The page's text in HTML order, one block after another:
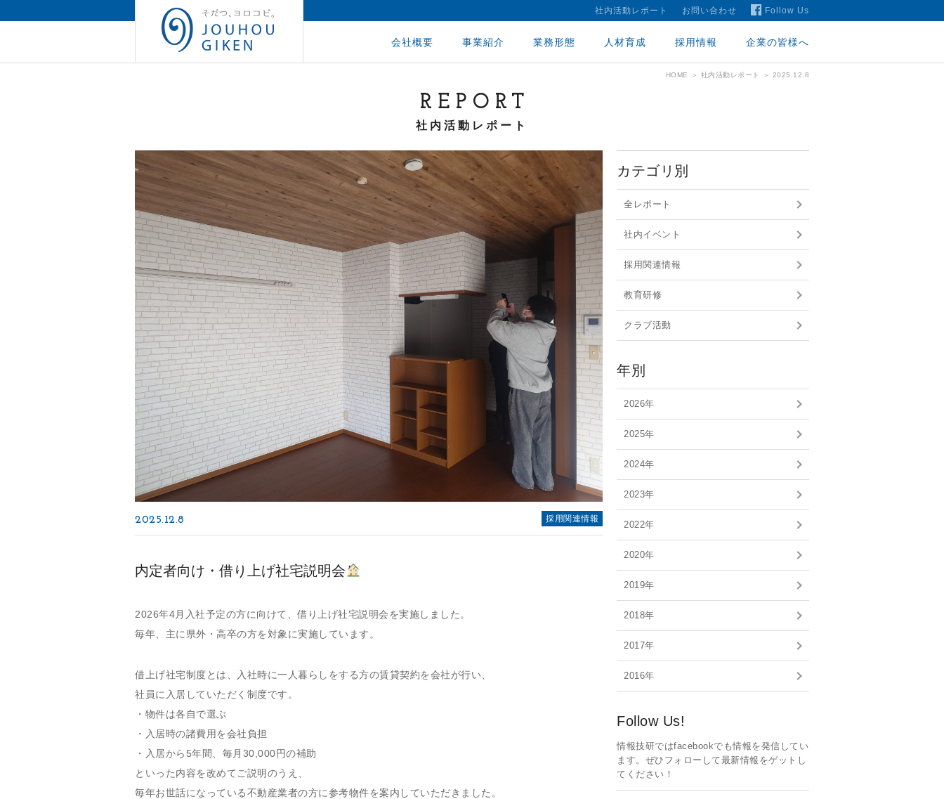
会社概要 事業紹介 業務形態 人材育成 採用情報 企業の皆様へ
社内活動レポート お問い合わせ Follow Us
HOME 社内活動レポート 2025.12.8
REPORT
社内活動レポート
2025.12.8 採用関連情報
内定者向け・借り上げ社宅説明会
2026年4月入社予定の方に向けて、借り上げ社宅説明会を実施しました。
毎年、主に県外・高卒の方を対象に実施しています。
借上げ社宅制度とは、入社時に一人暮らしをする方の賃貸契約を会社が行い、
社員に入居していただく制度です。
・物件は各自で選ぶ
・入居時の諸費用を会社負担
・入居から5年間、毎月30,000円の補助
といった内容を改めてご説明のうえ、
毎年お世話になっている不動産業者の方に参考物件を案内していただきました。
カテゴリ別
全レポート
社内イベント
採用関連情報
教育研修
クラブ活動
年別
2026年
2025年
2024年
2023年
2022年
2020年
2019年
2018年
2017年
2016年
Follow Us!
情報技研ではfacebookでも情報を発信してい
ます。ぜひフォローして最新情報をゲットし
てください！